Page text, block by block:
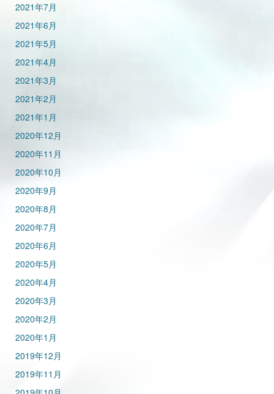
2021年7月
2021年6月
2021年5月
2021年4月
2021年3月
2021年2月
2021年1月
2020年12月
2020年11月
2020年10月
2020年9月
2020年8月
2020年7月
2020年6月
2020年5月
2020年4月
2020年3月
2020年2月
2020年1月
2019年12月
2019年11月